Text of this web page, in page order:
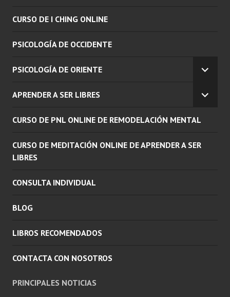
CURSO DE I CHING ONLINE
PSICOLOGÍA DE OCCIDENTE
PSICOLOGÍA DE ORIENTE
MENÚ
APRENDER A SER LIBRES
CURSO DE PNL ONLINE DE REMODELACIÓN MENTAL
CURSO DE MEDITACIÓN ONLINE DE APRENDER A SER
LIBRES
CONSULTA INDIVIDUAL
BLOG
LIBROS RECOMENDADOS
CONTACTA CON NOSOTROS
PRINCIPALES NOTICIAS